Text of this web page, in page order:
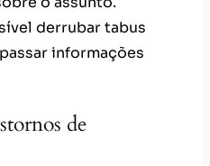
derrubar tabus
informações
de